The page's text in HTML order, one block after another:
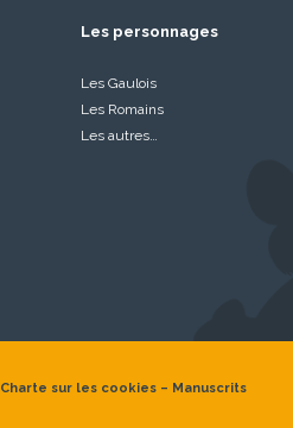
Les personnages
Les Gaulois
Les Romains
Les autres…
Charte sur les cookies – Manuscrits